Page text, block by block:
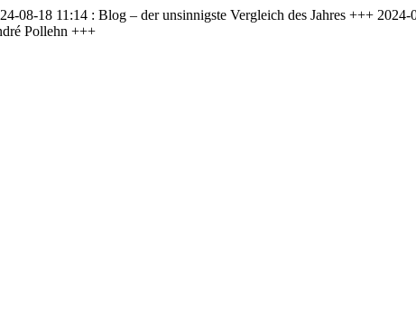
18 11:14 : Blog – der unsinnigste Vergleich des Jahres +++ 2024-
Pollehn +++